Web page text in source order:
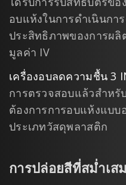
อบแห้งในการดำเนินกา
ประสิทธิภาพของการผ
มูลค่า IV
เครื่องอบลดความชื้น 3
การตรวจสอบแล้วสำห
ต้องการการอบแห้งแบ
ประเภทวัสดุพลาสติก
การปล่อยสีที่สม่ำเส